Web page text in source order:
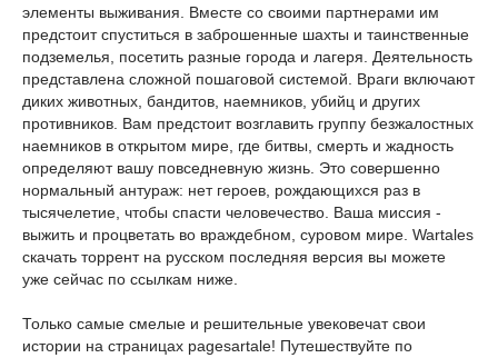
элементы выживания. Вместе со своими партнерами им
предстоит спуститься в заброшенные шахты и таинственные
подземелья, посетить разные города и лагеря. Деятельность
представлена сложной пошаговой системой. Враги включают
диких животных, бандитов, наемников, убийц и других
противников. Вам предстоит возглавить группу безжалостных
наемников в открытом мире, где битвы, смерть и жадность
определяют вашу повседневную жизнь. Это совершенно
нормальный антураж: нет героев, рождающихся раз в
тысячелетие, чтобы спасти человечество. Ваша миссия -
выжить и процветать во враждебном, суровом мире. Wartales
скачать торрент на русском последняя версия вы можете
уже сейчас по ссылкам ниже.
Только самые смелые и решительные увековечат свои
истории на страницах pagesartale! Путешествуйте по